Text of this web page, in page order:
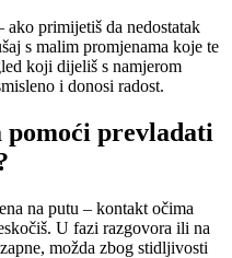
ako primijetiš da nedostatak
s malim promjenama koje te
koji dijeliš s namjerom
i donosi radost.
prevladati
na putu – kontakt očima
U fazi razgovora ili na
možda zbog stidljivosti